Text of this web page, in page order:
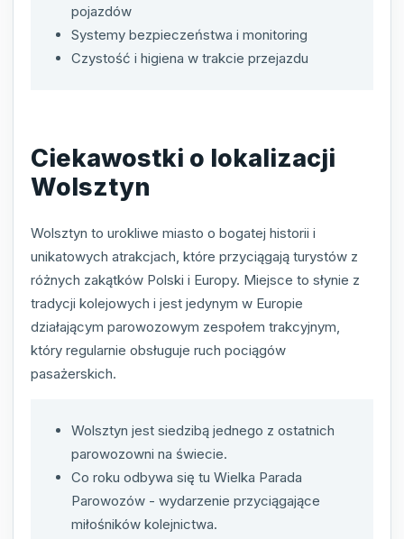
pojazdów
Systemy bezpieczeństwa i monitoring
Czystość i higiena w trakcie przejazdu
Ciekawostki o lokalizacji
Wolsztyn
Wolsztyn to urokliwe miasto o bogatej historii i
unikatowych atrakcjach, które przyciągają turystów z
różnych zakątków Polski i Europy. Miejsce to słynie z
tradycji kolejowych i jest jedynym w Europie
działającym parowozowym zespołem trakcyjnym,
który regularnie obsługuje ruch pociągów
pasażerskich.
Wolsztyn jest siedzibą jednego z ostatnich
parowozowni na świecie.
Co roku odbywa się tu Wielka Parada
Parowozów - wydarzenie przyciągające
miłośników kolejnictwa.